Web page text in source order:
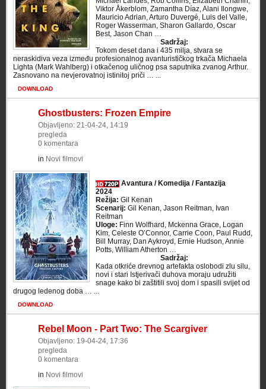
Viktor Åkerblom, Zamantha Díaz, Alani Ilongwe,
Mauricio Adrian, Arturo Duvergé, Luis del Valle,
Roger Wasserman, Sharon Gallardo, Oscar
Best, Jason Chan …
Sadržaj:
Tokom deset dana i 435 milja, stvara se
neraskidiva veza između profesionalnog avanturističkog trkača Michaela
Lighta (Mark Wahlberg) i otkačenog uličnog psa saputnika zvanog Arthur.
Zasnovano na nevjerovatnoj istinitoj priči … ...
DOWNLOAD
Ghostbusters: Frozen Empire
Objavljeno: 21-04-24, 14:19
pregleda
0 komentara
in Novi filmovi
Avantura / Komedija / Fantazija
2024
Režija: Gil Kenan
Scenarij: Gil Kenan, Jason Reitman, Ivan
Reitman
Uloge: Finn Wolfhard, Mckenna Grace, Logan
Kim, Celeste O’Connor, Carrie Coon, Paul Rudd,
Bill Murray, Dan Aykroyd, Ernie Hudson, Annie
Potts, William Atherton …
Sadržaj:
Kada otkriće drevnog artefakta oslobodi zlu silu,
novi i stari Istjerivači duhova moraju udružiti
snage kako bi zaštitili svoj dom i spasili svijet od
drugog ledenog doba … ...
DOWNLOAD
Rebel Moon - Part Two: The Scargiver
Objavljeno: 19-04-24, 17:36
pregleda
0 komentara
in Novi filmovi